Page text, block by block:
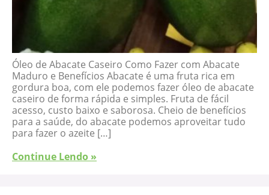
Óleo de Abacate Caseiro Como Fazer com Abacate
Maduro e Benefícios Abacate é uma fruta rica em
gordura boa, com ele podemos fazer óleo de abacate
caseiro de forma rápida e simples. Fruta de fácil
acesso, custo baixo e saborosa. Cheio de benefícios
para a saúde, do abacate podemos aproveitar tudo
para fazer o azeite […]
Continue Lendo »